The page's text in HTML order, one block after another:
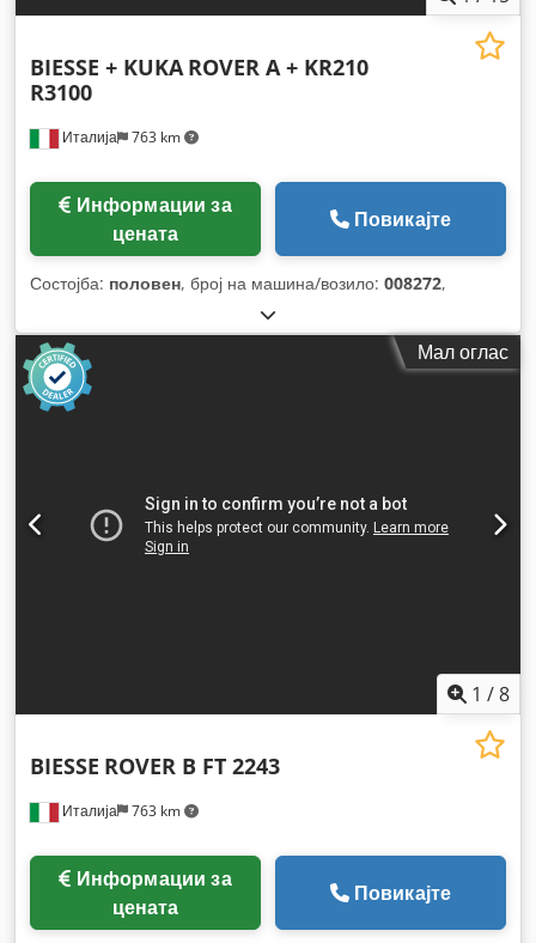
Италија 763 km
BIESSE + KUKA ROVER A + KR210
R3100
цената
Повикајте
Состојба: половен, број на машина/возило: 008272,
Мал оглас
1 /8
Италија 763 km
BIESSE ROVER B FT 2243
цената
Повикајте